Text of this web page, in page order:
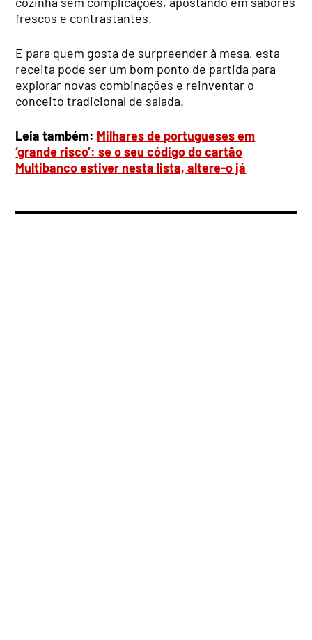
frescos e contrastantes.
E para quem gosta de surpreender à mesa, esta
receita pode ser um bom ponto de partida para
explorar novas combinações e reinventar o
conceito tradicional de salada.
Leia também: Milhares de portugueses em
‘grande risco’: se o seu código do cartão
Multibanco estiver nesta lista, altere-o já